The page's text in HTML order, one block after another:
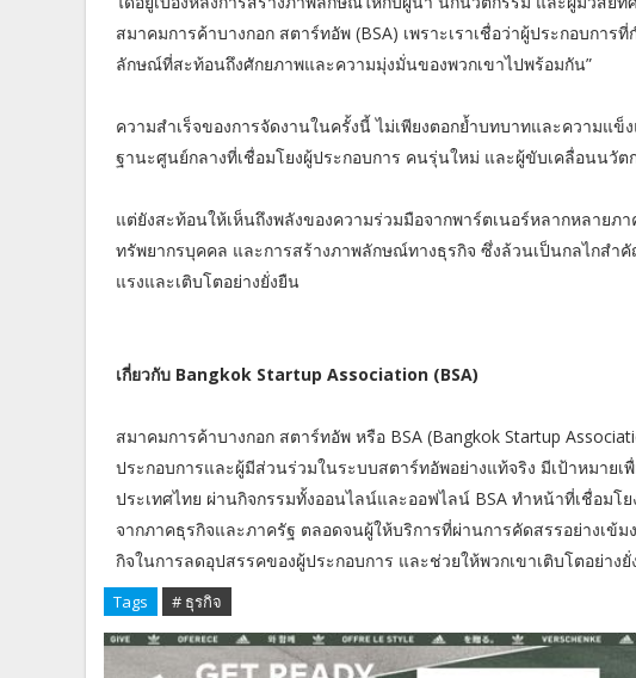
สมาคมการค้าบางกอก สตาร์ทอัพ (BSA) เพราะเราเชื่อว่าผู้ประกอบกา
ลักษณ์ที่สะท้อนถึงศักยภาพและความมุ่งมั่นของพวกเขาไปพร้อมกัน”
ความสำเร็จของการจัดงานในครั้งนี้ ไม่เพียงตอกย้ำบทบาทและความแข็
ฐานะศูนย์กลางที่เชื่อมโยงผู้ประกอบการ คนรุ่นใหม่ และผู้ขับเคลื่อนนวัต
แต่ยังสะท้อนให้เห็นถึงพลังของความร่วมมือจากพาร์ตเนอร์หลากหลายภ
ทรัพยากรบุคคล และการสร้างภาพลักษณ์ทางธุรกิจ ซึ่งล้วนเป็นกลไกสำ
แรงและเติบโตอย่างยั่งยืน
เกี่ยวกับ Bangkok Startup Association (BSA)
สมาคมการค้าบางกอก สตาร์ทอัพ หรือ BSA (Bangkok Startup
ประกอบการและผู้มีส่วนร่วมในระบบสตาร์ทอัพอย่างแท้จริง มีเป้าหมาย
ประเทศไทย ผ่านกิจกรรมทั้งออนไลน์และออฟไลน์ BSA ทำหน้าที่เชื่อม
จากภาคธุรกิจและภาครัฐ ตลอดจนผู้ให้บริการที่ผ่านการคัดสรรอย่างเข้
กิจในการลดอุปสรรคของผู้ประกอบการ และช่วยให้พวกเขาเติบโตอย่างยั่
Tags # ธุรกิจ